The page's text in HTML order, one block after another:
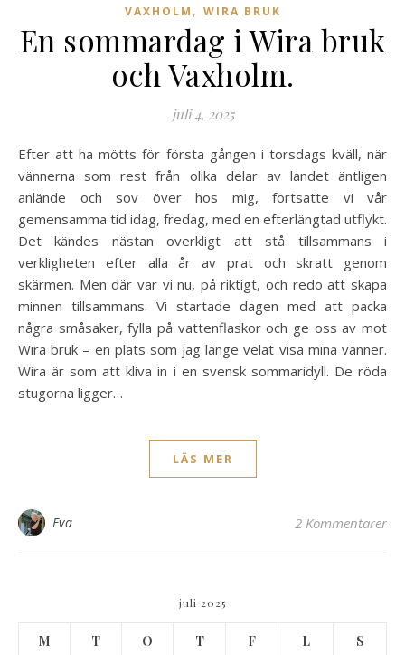
VAXHOLM , WIRA BRUK
En sommardag i Wira bruk
och Vaxholm.
juli 4, 2025
Efter att ha mötts för första gången i torsdags kväll, när
vännerna som rest från olika delar av landet äntligen
anlände och sov över hos mig, fortsatte vi vår
gemensamma tid idag, fredag, med en efterlängtad utflykt.
Det kändes nästan overkligt att stå tillsammans i
verkligheten efter alla år av prat och skratt genom
skärmen. Men där var vi nu, på riktigt, och redo att skapa
minnen tillsammans. Vi startade dagen med att packa
några småsaker, fylla på vattenflaskor och ge oss av mot
Wira bruk – en plats som jag länge velat visa mina vänner.
Wira är som att kliva in i en svensk sommaridyll. De röda
stugorna ligger…
LÄS MER
Eva 2 Kommentarer
juli 2025
M T O T F L S